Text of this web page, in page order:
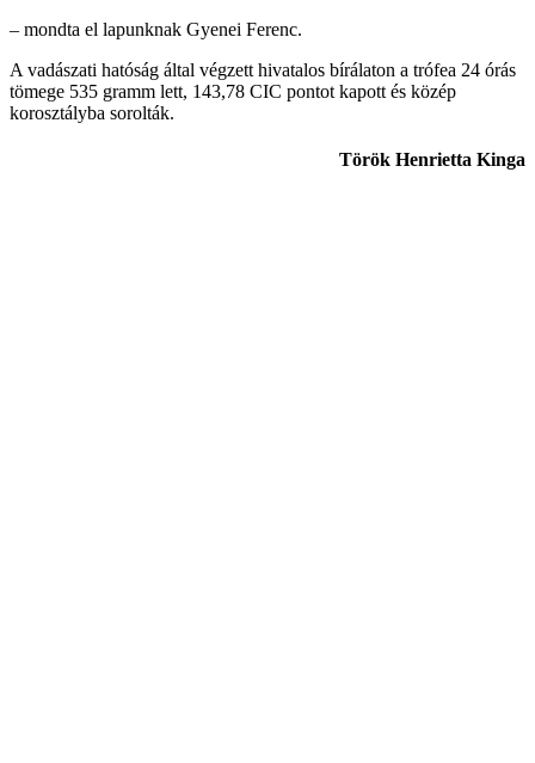
– mondta el lapunknak Gyenei Ferenc.
A vadászati hatóság által végzett hivatalos bírálaton a trófea 24 órás
tömege 535 gramm lett, 143,78 CIC pontot kapott és közép
korosztályba sorolták.
Török Henrietta Kinga